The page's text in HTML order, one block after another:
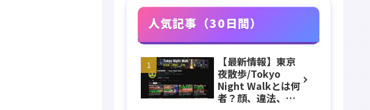
チャンネル紹介！
人気記事（30日間）
【最新情報】東京
夜散歩/Tokyo
Night Walkとは何
者？顔、違法、逮